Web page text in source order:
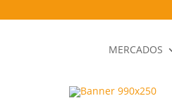
MERCADOS